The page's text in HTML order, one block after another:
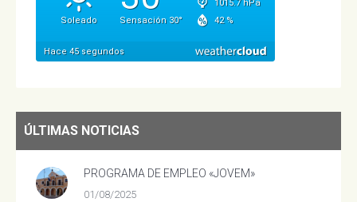
ÚLTIMAS NOTICIAS
PROGRAMA DE EMPLEO «JOVEM»
01/08/2025